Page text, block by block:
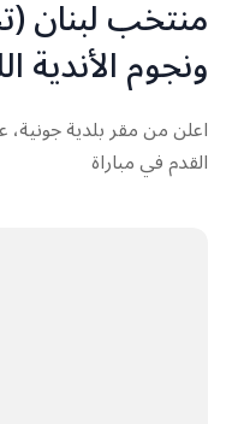
ونجوم الأندية
اعلن من مقر بلدية
القدم في مباراة